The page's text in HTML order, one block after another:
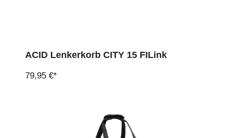
ACID Lenkerkorb CITY 15 FILink
79,95 €*